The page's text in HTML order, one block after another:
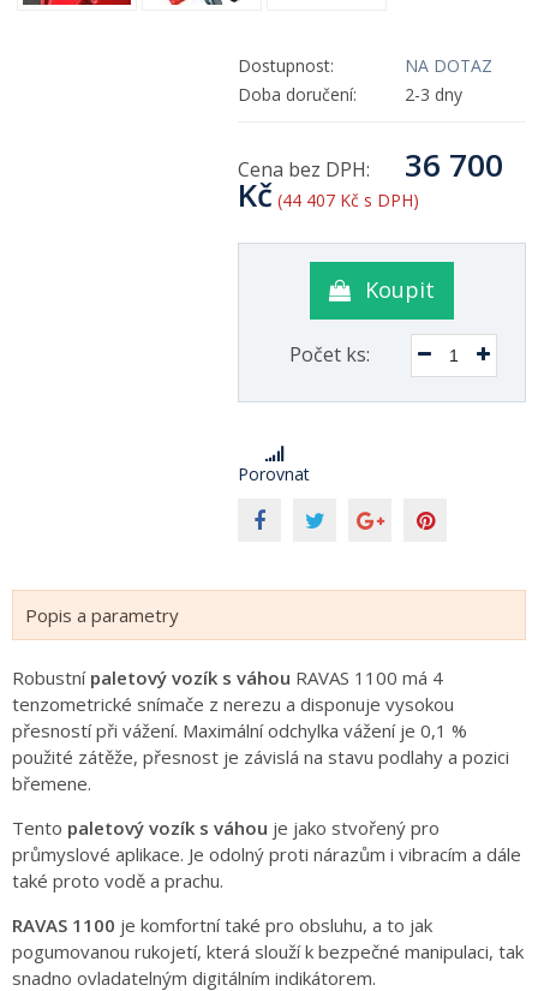
Dostupnost:
NA DOTAZ
Doba doručení:
2-3 dny
Cena bez DPH: 36 700
Kč (44 407 Kč s DPH)
Koupit
Počet ks:
Porovnat
Popis a parametry
Robustní paletový vozík s váhou RAVAS 1100 má 4
tenzometrické snímače z nerezu a disponuje vysokou
přesností při vážení. Maximální odchylka vážení je 0,1 %
použité zátěže, přesnost je závislá na stavu podlahy a pozici
břemene.
Tento paletový vozík s váhou je jako stvořený pro
průmyslové aplikace. Je odolný proti nárazům i vibracím a dále
také proto vodě a prachu.
RAVAS 1100 je komfortní také pro obsluhu, a to jak
pogumovanou rukojetí, která slouží k bezpečné manipulaci, tak
snadno ovladatelným digitálním indikátorem.